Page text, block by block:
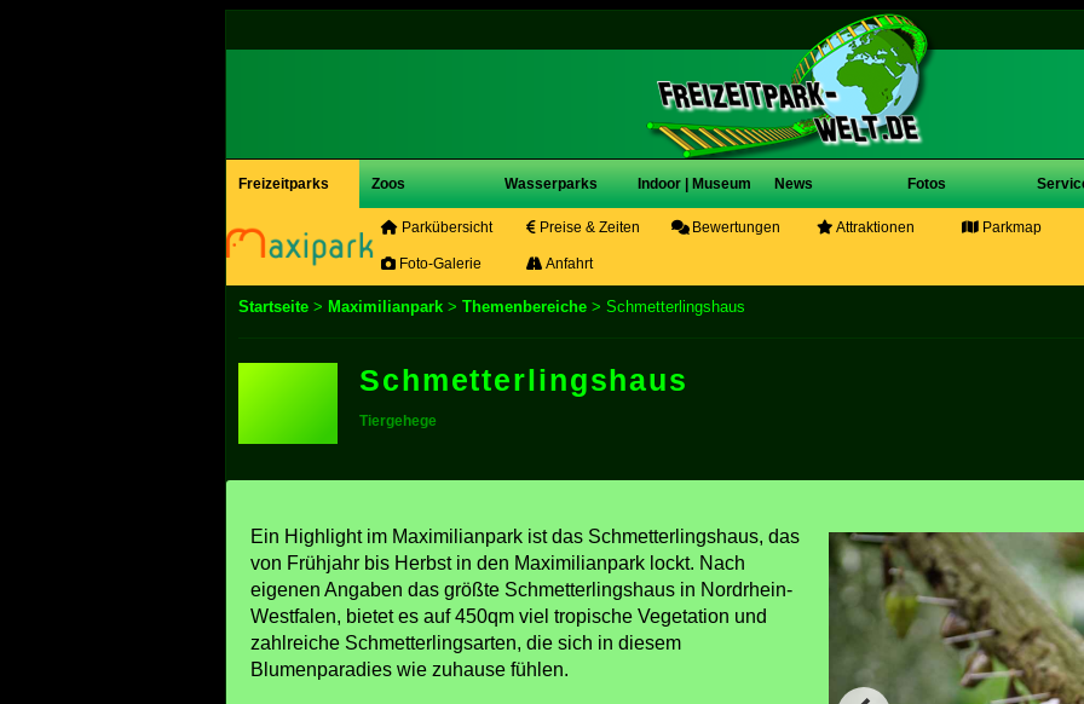
Freizeitparks Zoos Wasserparks Indoor | Museum News Fotos
Parkübersicht Preise & Zeiten Bewertungen Attraktionen Parkmap
Foto-Galerie Anfahrt
Startseite > Maximilianpark > Themenbereiche > Schmetterlingshaus
Schmetterlingshaus
Tiergehege
Ein Highlight im Maximilianpark ist das Schmetterlingshaus, das
von Frühjahr bis Herbst in den Maximilianpark lockt. Nach
eigenen Angaben das größte Schmetterlingshaus in Nordrhein-
Westfalen, bietet es auf 450qm viel tropische Vegetation und
zahlreiche Schmetterlingsarten, die sich in diesem
Blumenparadies wie zuhause fühlen.